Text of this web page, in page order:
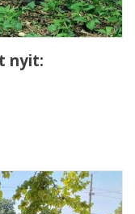
nyit: